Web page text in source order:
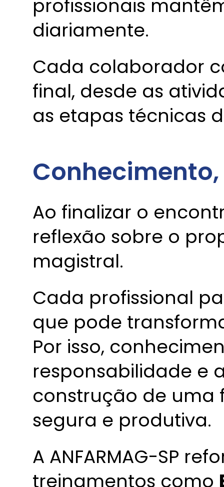
profissionais
diariamente.
Cada colaborador
final, desde as
as etapas técnicas
Ao finalizar o
reflexão sobre o
magistral.
Cada profissional
que pode
Por isso,
responsabilidade e
construção de uma
segura e produtiva.
A ANFARMAG-SP
treinamentos como